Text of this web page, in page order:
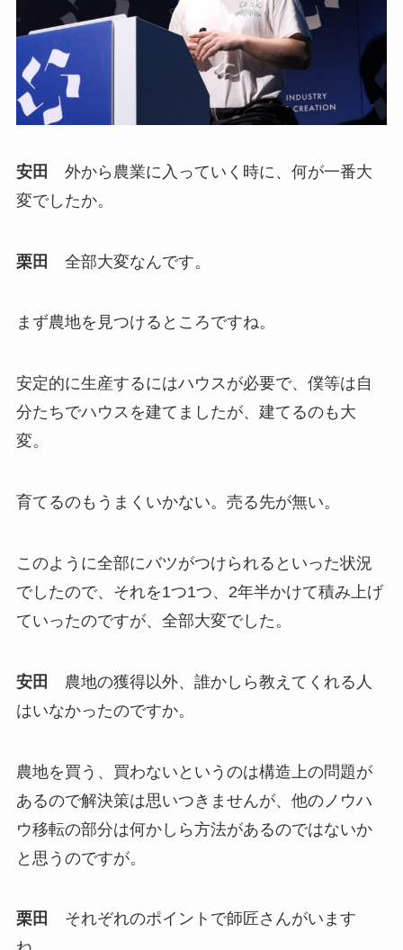
安田
外から農業に入っていく時に、何が一番大
変でしたか。
栗田 全部大変なんです。
まず農地を見つけるところですね。
安定的に生産するにはハウスが必要で、僕等は自
分たちでハウスを建てましたが、建てるのも大
変。
育てるのもうまくいかない。売る先が無い。
このように全部にバツがつけられるといった状況
でしたので、それを1つ1つ、2年半かけて積み上げ
ていったのですが、全部大変でした。
安田
農地の獲得以外、誰かしら教えてくれる人
はいなかったのですか。
農地を買う、買わないというのは構造上の問題が
あるので解決策は思いつきませんが、他のノウハ
ウ移転の部分は何かしら方法があるのではないか
と思うのですが。
栗田
それぞれのポイントで師匠さんがいます